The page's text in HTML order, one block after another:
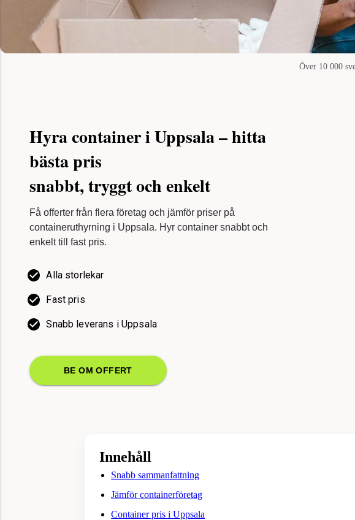
Över 10 000
Hyra container i Uppsala – hitta
bästa pris
snabbt, tryggt och enkelt
Få offerter från flera företag och jämför priser på
containeruthyrning i Uppsala. Hyr container snabbt och
enkelt till fast pris.
Alla storlekar
Fast pris
Snabb leverans i Uppsala
BE OM OFFERT
Innehåll
Snabb sammanfattning
Jämför containerföretag
Container pris i Uppsala